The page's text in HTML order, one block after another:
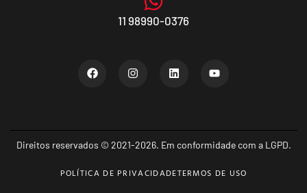
11 98990-0376
Direitos reservados © 2021-2026. Em conformidade com a LGPD.
POLÍTICA DE PRIVACIDADETERMOS DE USO